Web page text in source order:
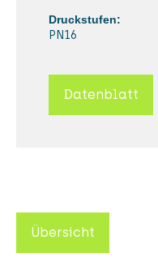
Druckstufen:
PN16
Datenblatt
Übersicht